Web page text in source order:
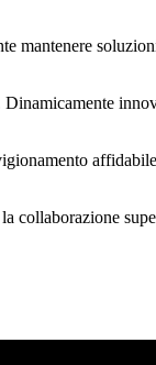
mantenere
collaborazione